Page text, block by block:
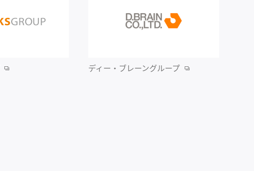
ディー・ブレーングループ